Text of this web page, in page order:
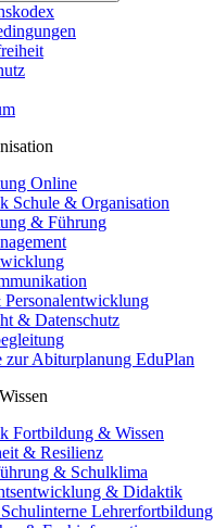
Online
Schule & Organisation
& Führung
Personalentwicklung
& Datenschutz
zur Abiturplanung EduPlan
Fortbildung & Wissen
& Resilienz
& Schulklima
& Didaktik
Lehrerfortbildung